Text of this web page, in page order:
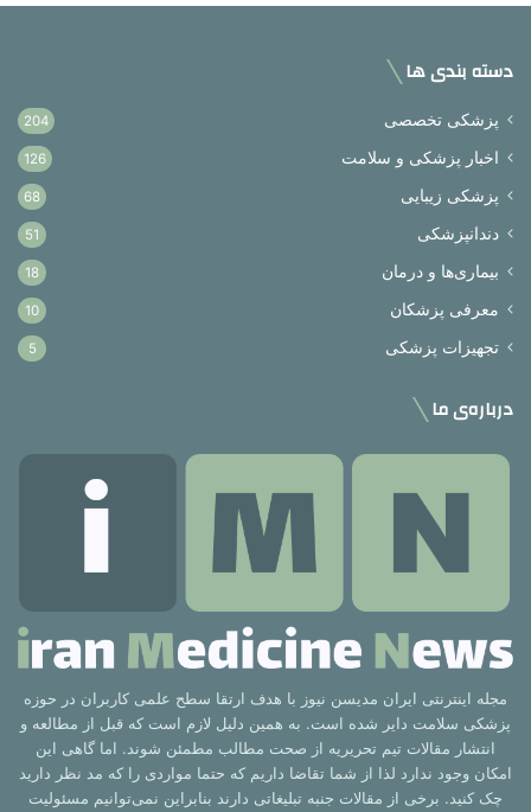
دسته بندی ها
پزشکی تخصصی 204
اخبار پزشکی و سلامت 126
پزشکی زیبایی 68
دندانپزشکی 51
بیماری‌ها و درمان 18
معرفی پزشکان 10
تجهیزات پزشکی 5
درباره‌ی ما
مجله اینترنتی ایران مدیسن نیوز با هدف ارتقا سطح علمی کاربران در حوزه
پزشکی سلامت دایر شده است. به همین دلیل لازم است که قبل از مطالعه و
انتشار مقالات تیم تحریریه از صحت مطالب مطمئن شوند. اما گاهی این
امکان وجود ندارد لذا از شما تقاضا داریم که حتما مواردی را که مد نظر دارید
چک کنید. برخی از مقالات جنبه تبلیغاتی دارند بنابراین نمی‌توانیم مسئولیت